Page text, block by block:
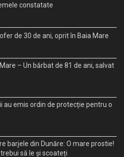
constatate
de 30 de ani, oprit în Baia Mare
– Un bărbat de 81 de ani, salvat
au emis ordin de protecție pentru o
barjele din Dunăre: O mare prostie!
să le și scoateți